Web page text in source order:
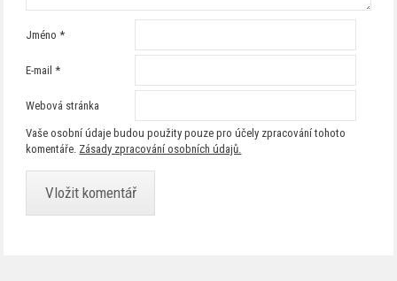
Jméno*
E-mail*
Webová stránka
Vaše osobní údaje budou použity pouze pro účely zpracování tohoto
komentáře. Zásady zpracování osobních údajů.